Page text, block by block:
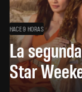
HACE 9 HORAS
La
Star